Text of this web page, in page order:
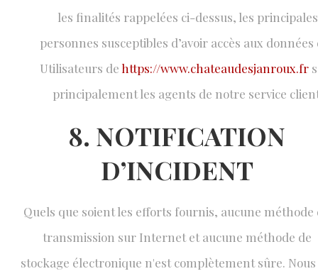
les finalités rappelées ci-dessus, les principales
personnes susceptibles d’avoir accès aux données
Utilisateurs dehttps://www.chateaudesjanroux.fr
principalement les agents de notre service
8. NOTIFICATION
D’INCIDENT
Quels que soient les efforts fournis, aucune méthode
transmission sur Internet et aucune méthode de
stockage électronique n'est complètement sûre.